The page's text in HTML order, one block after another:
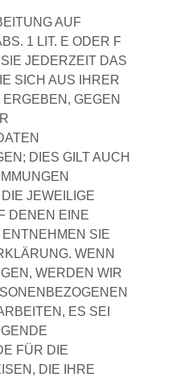
AUF
1 LIT. E ODER F
JEDERZEIT DAS
SICH AUS IHRER
GEGEN
DIES GILT AUCH
JEWEILIGE
DENEN EINE
SIE
WENN
WERDEN WIR
ES SEI
FÜR DIE
DIE IHRE